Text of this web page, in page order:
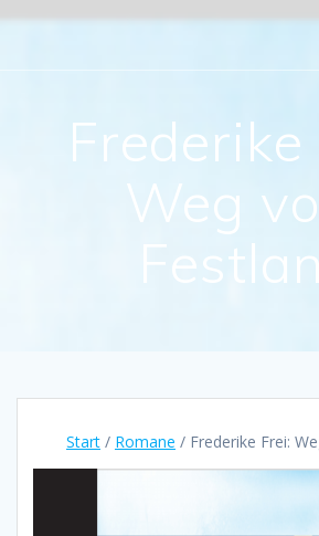
Frederike
Weg
Start / Romane / Frederike Frei: